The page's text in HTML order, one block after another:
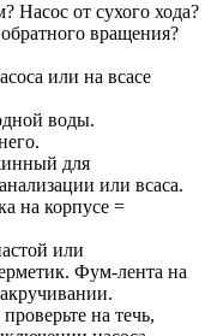
Насос от сухого хода?
вращения?
или на всасе
воды.
для
или всаса.
на корпусе =
или
Фум-лента на
на течь,